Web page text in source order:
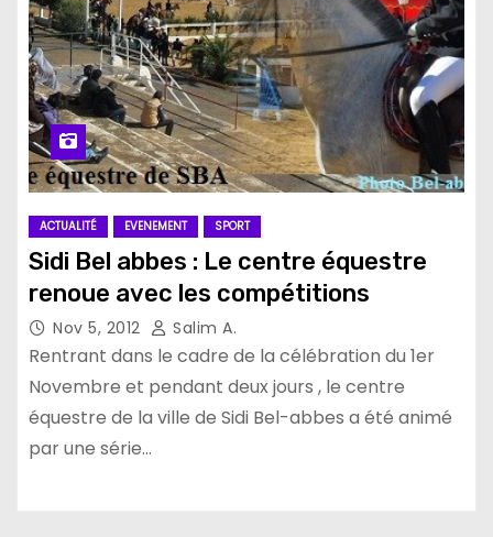
ACTUALITÉ EVENEMENT SPORT
Sidi Bel abbes : Le centre équestre
renoue avec les compétitions
Nov 5, 2012 Salim A.
Rentrant dans le cadre de la célébration du 1er
Novembre et pendant deux jours , le centre
équestre de la ville de Sidi Bel-abbes a été animé
par une série…